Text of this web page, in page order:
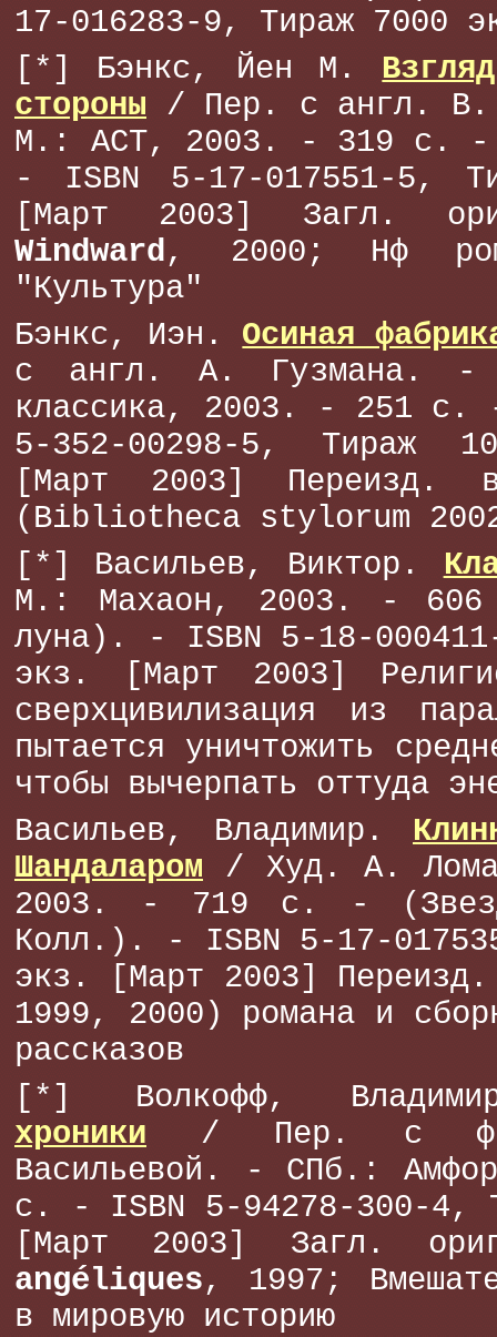
17-016283-9, Тираж 7000
[*] Бэнкс, Йен М.
стороны / Пер. с англ. В.
М.: АСТ, 2003. - 319 с. -
- ISBN 5-17-017551-5,
[Март 2003] Загл.
Windward, 2000; Нф
"Культура"
Бэнкс, Иэн. Осиная
с англ. А. Гузмана. -
классика, 2003. - 251
5-352-00298-5, Тираж
[Март 2003] Переизд.
(Bibliotheca stylorum
[*] Васильев, Виктор.
М.: Махаон, 2003. -
луна). - ISBN 5-18-
экз. [Март 2003]
сверхцивилизация из
пытается уничтожить
чтобы вычерпать оттуда
Васильев, Владимир.
Шандаларом / Худ. А.
2003. - 719 с. -
Колл.). - ISBN 5-17-
экз. [Март 2003] Переизд.
1999, 2000) романа и
рассказов
[*] Волкофф,
хроники / Пер. с
Васильевой. - СПб.:
с. - ISBN 5-94278-300-4,
[Март 2003] Загл.
angéliques, 1997;
в мировую историю